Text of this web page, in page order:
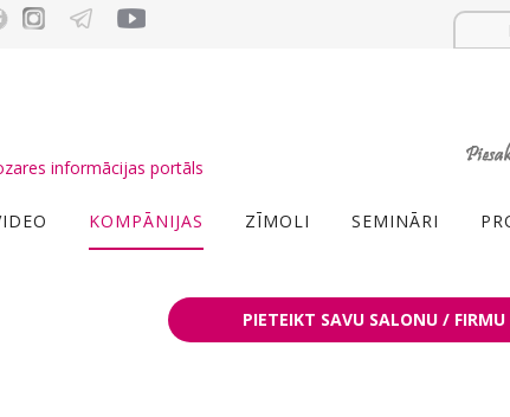
informācijas portāls
KOMPĀNIJAS ZĪMOLI SEMINĀRI
PIETEIKT SAVU SALONU / FIRMU